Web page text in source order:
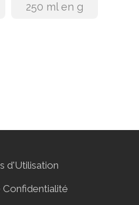
250 ml en g
d'Utilisation
Confidentialité